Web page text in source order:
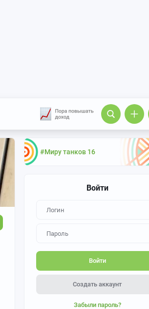
#Миру танков 16
Войти
Войти
Создать аккаунт
Забыли пароль?